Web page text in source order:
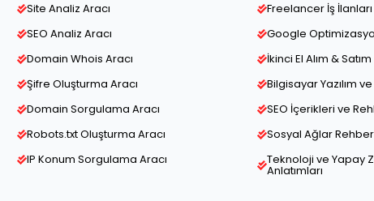
Site Analiz Aracı
SEO Analiz Aracı
Domain Whois Aracı
Şifre Oluşturma Aracı
Domain Sorgulama Aracı
Robots.txt Oluşturma Aracı
IP Konum Sorgulama Aracı
Freelancer İş İlanları
Google
İkinci El Alım &
Bilgisayar Yazılım
SEO İçerikleri ve
Sosyal Ağlar
Teknoloji ve Yapay
Anlatımları